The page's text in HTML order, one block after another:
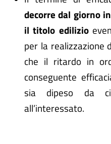
decorre dal giorno
il titolo edilizio
per la realizzazione
che il ritardo in
conseguente
sia dipeso da
all’interessato.